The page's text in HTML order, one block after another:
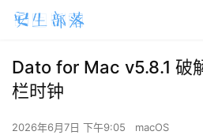
Dato for Mac v5.8.1 破
栏时钟
2026年6月7日 下午9:05 macOS